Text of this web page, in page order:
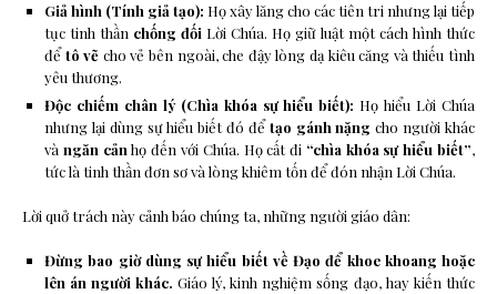
Giả hình (Tính giả tạo): Họ xây lăng cho các tiên tri nhưng lại tiếp
tục tinh thần chống đối Lời Chúa. Họ giữ luật một cách hình thức
đểtô vẽ cho vẻ bên ngoài, che đậy lòng dạ kiêu căng và thiếu tình
yêu thương.
Độc chiếm chân lý (Chìa khóa sự hiểu biết): Họ hiểu Lời Chúa
nhưng lại dùng sự hiểu biết đó đểtạo gánh nặng cho người khác
và ngăn cản họ đến với Chúa. Họ cất đi “chìa khóa sự hiểu biết”,
tức là tinh thần đơn sơ và lòng khiêm tốn để đón nhận Lời Chúa.
Lời quở trách này cảnh báo chúng ta, những người giáo dân:
Đừng bao giờ dùng sự hiểu biết về Đạo để khoe khoang hoặc
lên án người khác. Giáo lý, kinh nghiệm sống đạo, hay kiến thức